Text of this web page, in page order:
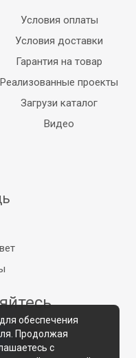
Условия оплаты
Условия доставки
Гарантия на товар
Реализованные проекты
Загрузи каталог
Видео
для обеспечения
Продолжая
с